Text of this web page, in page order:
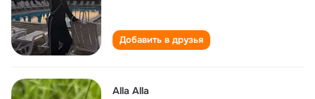
Добавить в друзья
Alla Alla